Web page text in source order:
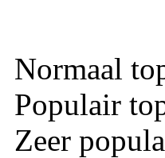
Normaal
Populair
Zeer